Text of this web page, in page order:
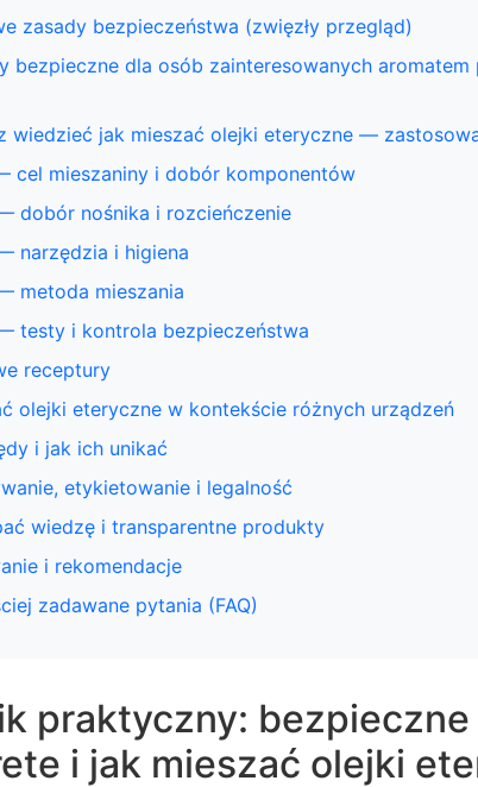
zasady bezpieczeństwa (zwięzły przegląd)
bezpieczne dla osób zainteresowanych
wiedzieć jak mieszać olejki eteryczne —
cel mieszaniny i dobór komponentów
dobór nośnika i rozcieńczenie
narzędzia i higiena
metoda mieszania
testy i kontrola bezpieczeństwa
receptury
olejki eteryczne w kontekście różnych urządzeń
i jak ich unikać
etykietowanie i legalność
wiedzę i transparentne produkty
i rekomendacje
zadawane pytania (FAQ)
praktyczny:
i jak mieszać olejki